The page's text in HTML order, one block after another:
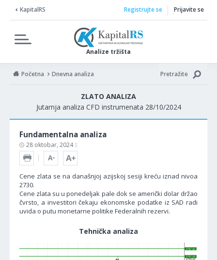
KapitalRS
Analize tržišta
Registrujte se Prijavite se
Početna Dnevna analiza Pretražite
ZLATO ANALIZA
Jutarnja analiza CFD instrumenata 28/10/2024
Fundamentalna analiza
28 oktobar, 2024
Cene zlata se na današnjoj azijskoj sesiji kreću iznad nivoa
2730.
Cene zlata su u ponedeljak pale dok se američki dolar držao
čvrsto, a investitori čekaju ekonomske podatke iz SAD radi
uvida o putu monetarne politike Federalnih rezervi.
Tehnička analiza